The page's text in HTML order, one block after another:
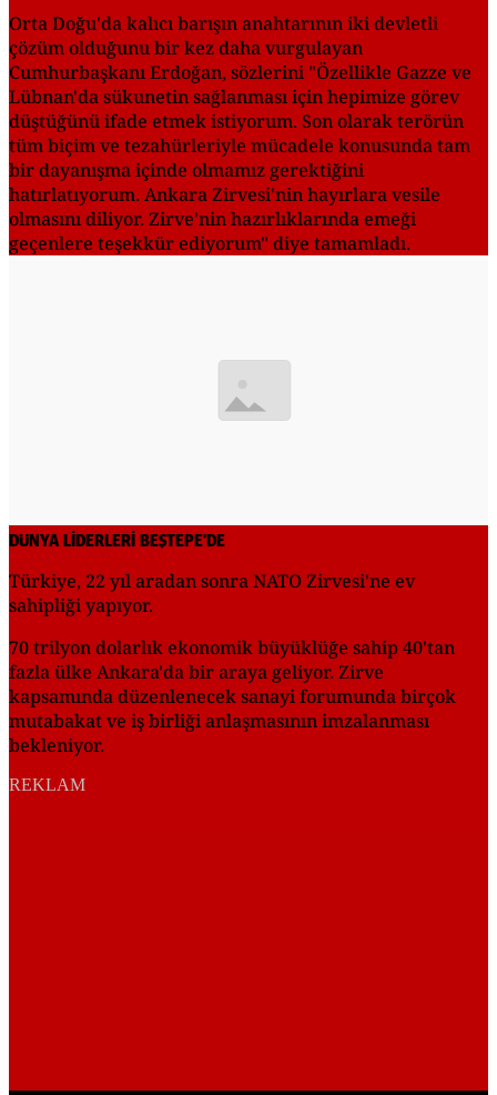
Orta Doğu'da kalıcı barışın anahtarının iki devletli
çözüm olduğunu bir kez daha vurgulayan
Cumhurbaşkanı Erdoğan, sözlerini "Özellikle Gazze ve
Lübnan'da sükunetin sağlanması için hepimize görev
düştüğünü ifade etmek istiyorum. Son olarak terörün
tüm biçim ve tezahürleriyle mücadele konusunda tam
bir dayanışma içinde olmamız gerektiğini
hatırlatıyorum. Ankara Zirvesi'nin hayırlara vesile
olmasını diliyor. Zirve'nin hazırlıklarında emeği
geçenlere teşekkür ediyorum" diye tamamladı.
DÜNYA LİDERLERİ BEŞTEPE'DE
Türkiye, 22 yıl aradan sonra NATO Zirvesi'ne ev
sahipliği yapıyor.
70 trilyon dolarlık ekonomik büyüklüğe sahip 40'tan
fazla ülke Ankara'da bir araya geliyor. Zirve
kapsamında düzenlenecek sanayi forumunda birçok
mutabakat ve iş birliği anlaşmasının imzalanması
bekleniyor.
REKLAM